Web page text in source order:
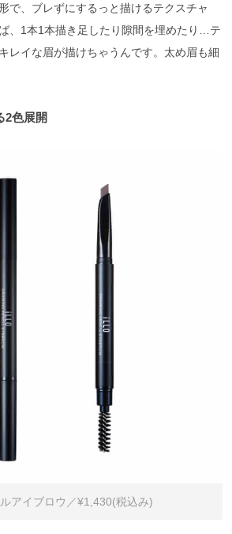
で、ブレずにするっと描けるテクスチャ
、1本1本描き足したり隙間を埋めたり…テ
レイな眉が描けちゃうんです。太め眉も細
2色展開
アイブロウ／¥1,430(税込み)